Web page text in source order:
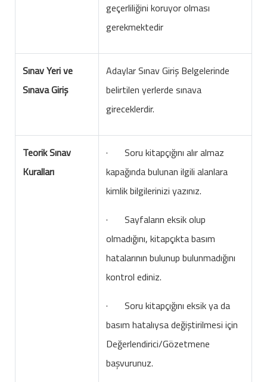
geçerliliğini koruyor olması
gerekmektedir
Sınav Yeri ve
Sınava Giriş
Adaylar Sınav Giriş Belgelerinde
belirtilen yerlerde sınava
gireceklerdir.
Teorik Sınav
Kuralları
· Soru kitapçığını alır almaz
kapağında bulunan ilgili alanlara
kimlik bilgilerinizi yazınız.
· Sayfaların eksik olup
olmadığını, kitapçıkta basım
hatalarının bulunup bulunmadığını
kontrol ediniz.
· Soru kitapçığını eksik ya da
basım hatalıysa değiştirilmesi için
Değerlendirici/Gözetmene
başvurunuz.